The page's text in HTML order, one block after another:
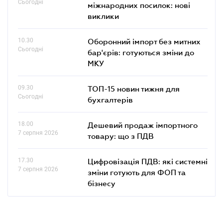
Сьогодні
міжнародних посилок: нові
виклики
10.30
Сьогодні
Оборонний імпорт без митних
бар'єрів: готуються зміни до
МКУ
09.30
Сьогодні
ТОП-15 новин тижня для
бухгалтерів
18.00
7 серпня 2026
Дешевий продаж імпортного
товару: що з ПДВ
17.30
7 серпня 2026
Цифровізація ПДВ: які системні
зміни готують для ФОП та
бізнесу